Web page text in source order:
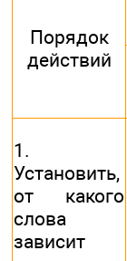
Порядок
действий
1.
Установить,
от какого
слова
зависит